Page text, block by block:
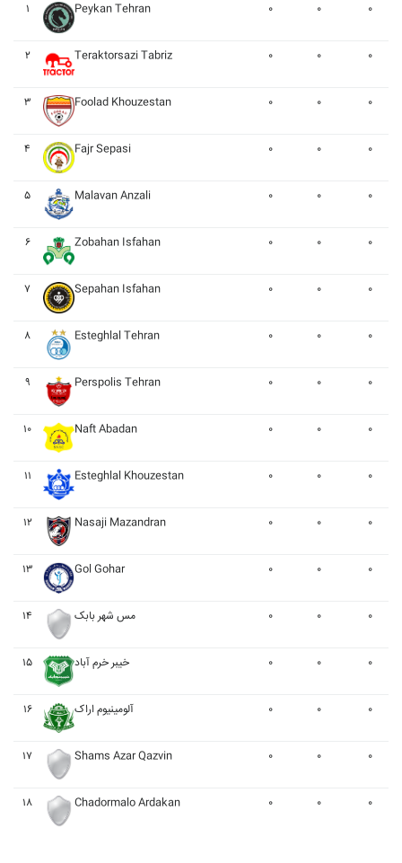
۱
Peykan Tehran ۰ ۰ ۰
۲ Teraktorsazi Tabriz ۰ ۰ ۰
۳ Foolad Khouzestan ۰ ۰ ۰
۴ Fajr Sepasi ۰ ۰ ۰
۵ Malavan Anzali ۰ ۰ ۰
۶ Zobahan Isfahan ۰ ۰ ۰
۷ Sepahan Isfahan ۰ ۰ ۰
۸ Esteghlal Tehran ۰ ۰ ۰
۹ Perspolis Tehran ۰ ۰ ۰
۱۰ Naft Abadan ۰ ۰ ۰
۱۱ Esteghlal Khouzestan ۰ ۰ ۰
۱۲ Nasaji Mazandran ۰ ۰ ۰
۱۳ Gol Gohar ۰ ۰ ۰
۱۴ مس شهر بابک ۰ ۰ ۰
۱۵ خيبر خرم آباد ۰ ۰ ۰
۱۶ آلومينيوم اراک ۰ ۰ ۰
۱۷ Shams Azar Qazvin ۰ ۰ ۰
۱۸ Chadormalo Ardakan ۰ ۰ ۰